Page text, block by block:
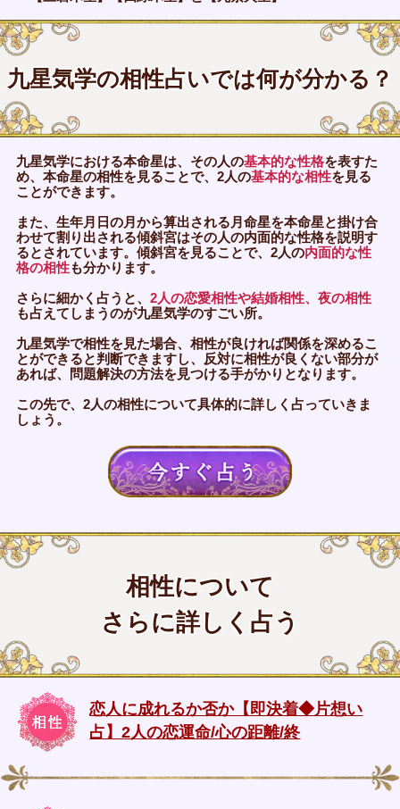
九星気学の相性占いでは何が分かる？
九星気学における本命星は、その人の基本的な性格を表すた
め、本命星の相性を見ることで、2人の基本的な相性を見る
ことができます。
また、生年月日の月から算出される月命星を本命星と掛け合
わせて割り出される傾斜宮はその人の内面的な性格を説明す
るとされています。傾斜宮を見ることで、2人の内面的な性
格の相性も分かります。
さらに細かく占うと、 2人の恋愛相性や結婚相性、夜の相性
も占えてしまうのが九星気学のすごい所。
九星気学で相性を見た場合、相性が良ければ関係を深めるこ
とができると判断できますし、反対に相性が良くない部分が
あれば、問題解決の方法を見つける手がかりとなります。
この先で、2人の相性について具体的に詳しく占っていきま
しょう。
相性について
さらに詳しく占う
恋人に成れるか否か【即決着◆片想い
占】2人の恋運命/心の距離/終